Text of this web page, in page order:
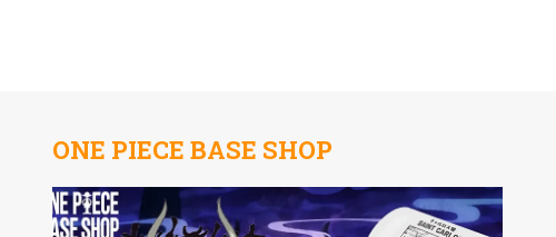
ONE PIECE BASE SHOP